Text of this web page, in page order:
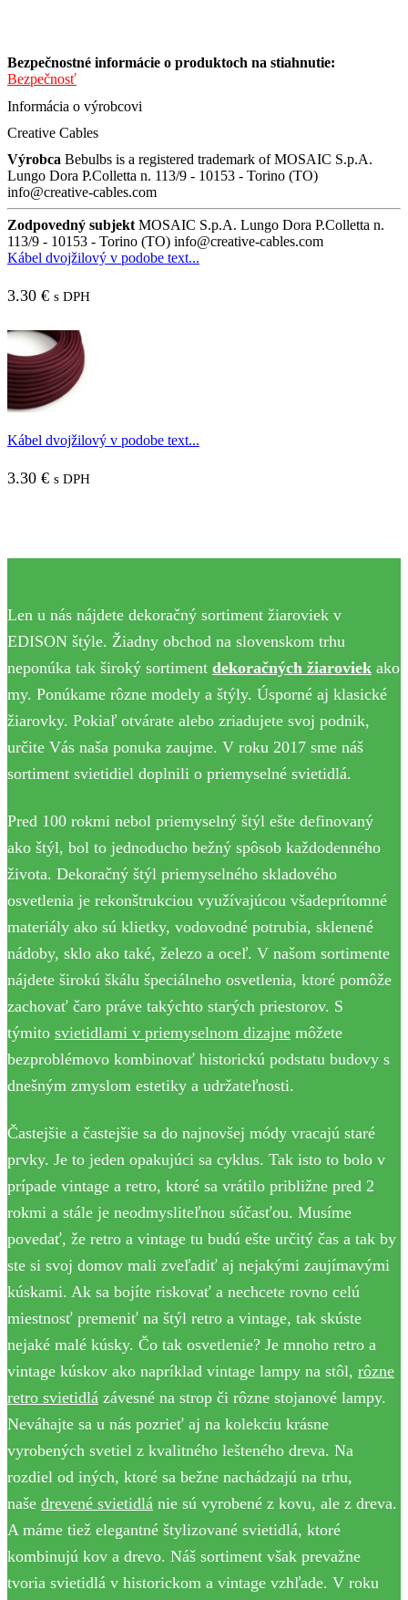
Bezpečnostné informácie o produktoch na stiahnutie:
Bezpečnosť
Informácia o výrobcovi
Creative Cables
Výrobca Bebulbs is a registered trademark of MOSAIC S.p.A.
Lungo Dora P.Colletta n. 113/9 - 10153 - Torino (TO)
info@creative-cables.com
Zodpovedný subjekt MOSAIC S.p.A. Lungo Dora P.Colletta n.
113/9 - 10153 - Torino (TO) info@creative-cables.com
Kábel dvojžilový v podobe text...
3.30 € s DPH
Kábel dvojžilový v podobe text...
3.30 € s DPH
Len u nás nájdete dekoračný sortiment žiaroviek v
EDISON štýle. Žiadny obchod na slovenskom trhu
neponúka tak široký sortiment dekoračných žiaroviek ako
my. Ponúkame rôzne modely a štýly. Úsporné aj klasické
žiarovky. Pokiaľ otvárate alebo zriadujete svoj podnik,
určite Vás naša ponuka zaujme. V roku 2017 sme náš
sortiment svietidiel doplnili o priemyselné svietidlá.
Pred 100 rokmi nebol priemyselný štýl ešte definovaný
ako štýl, bol to jednoducho bežný spôsob každodenného
života. Dekoračný štýl priemyselného skladového
osvetlenia je rekonštrukciou využívajúcou všadeprítomné
materiály ako sú klietky, vodovodné potrubia, sklenené
nádoby, sklo ako také, železo a oceľ. V našom sortimente
nájdete širokú škálu špeciálneho osvetlenia, ktoré pomôže
zachovať čaro práve takýchto starých priestorov. S
týmito svietidlami v priemyselnom dizajne môžete
bezproblémovo kombinovať historickú podstatu budovy s
dnešným zmyslom estetiky a udržateľnosti.
Častejšie a častejšie sa do najnovšej módy vracajú staré
prvky. Je to jeden opakujúci sa cyklus. Tak isto to bolo v
prípade vintage a retro, ktoré sa vrátilo približne pred 2
rokmi a stále je neodmysliteľnou súčasťou. Musíme
povedať, že retro a vintage tu budú ešte určitý čas a tak by
ste si svoj domov mali zveľadiť aj nejakými zaujímavými
kúskami. Ak sa bojíte riskovať a nechcete rovno celú
miestnosť premeniť na štýl retro a vintage, tak skúste
nejaké malé kúsky. Čo tak osvetlenie? Je mnoho retro a
vintage kúskov ako napríklad vintage lampy na stôl, rôzne
retro svietidlá závesné na strop či rôzne stojanové lampy.
Neváhajte sa u nás pozrieť aj na kolekciu krásne
vyrobených svetiel z kvalitného lešteného dreva. Na
rozdiel od iných, ktoré sa bežne nachádzajú na trhu,
naše drevené svietidlá nie sú vyrobené z kovu, ale z dreva.
A máme tiež elegantné štylizované svietidlá, ktoré
kombinujú kov a drevo. Náš sortiment však prevažne
tvoria svietidlá v historickom a vintage vzhľade. V roku